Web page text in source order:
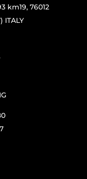
km19, 76012
ITALY